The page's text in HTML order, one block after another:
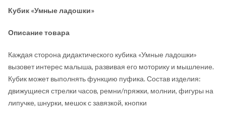
Кубик «Умные ладошки»
Описание товара
Каждая сторона дидактического кубика «Умные ладошки»
вызовет интерес малыша, развивая его моторику и мышление.
Кубик может выполнять функцию пуфика. Состав изделия:
движущиеся стрелки часов, ремни/пряжки, молнии, фигуры на
липучке, шнурки, мешок с завязкой, кнопки